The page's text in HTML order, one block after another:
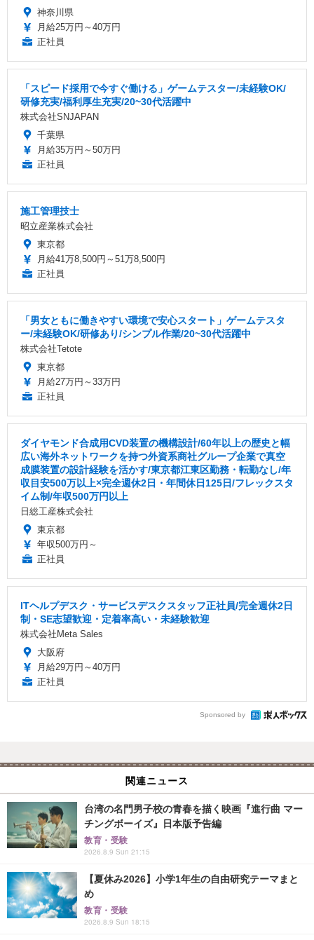
神奈川県
月給25万円～40万円
正社員
「スピード採用で今すぐ働ける」ゲームテスター/未経験OK/
研修充実/福利厚生充実/20~30代活躍中
株式会社SNJAPAN
千葉県
月給35万円～50万円
正社員
施工管理技士
昭立産業株式会社
東京都
月給41万8,500円～51万8,500円
正社員
「男女ともに働きやすい環境で安心スタート」ゲームテスタ
ー/未経験OK/研修あり/シンプル作業/20~30代活躍中
株式会社Tetote
東京都
月給27万円～33万円
正社員
ダイヤモンド合成用CVD装置の機構設計/60年以上の歴史と幅
広い海外ネットワークを持つ外資系商社グループ企業で真空
成膜装置の設計経験を活かす/東京都江東区勤務・転勤なし/年
収目安500万以上×完全週休2日・年間休日125日/フレックスタ
イム制/年収500万円以上
日総工産株式会社
東京都
年収500万円～
正社員
ITヘルプデスク・サービスデスクスタッフ正社員/完全週休2日
制・SE志望歓迎・定着率高い・未経験歓迎
株式会社Meta Sales
大阪府
月給29万円～40万円
正社員
Sponsored by
関連ニュース
台湾の名門男子校の青春を描く映画『進行曲 マー
チングボーイズ』日本版予告編
教育・受験
2026.8.9 Sun 21:15
【夏休み2026】小学1年生の自由研究テーマまと
め
教育・受験
2026.8.9 Sun 18:15